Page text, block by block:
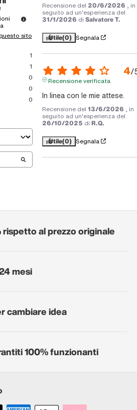
sito
1
1
0
0
0
Recensione del 20/6/2026 , in
seguito ad un'esperienza del
31/1/2026 di Salvatore T.
Utile(0) Segnala
4/
Recensione verificata
In linea con le mie attese.
Recensione del 13/6/2026 , in
seguito ad un'esperienza del
26/10/2025 di R.Q.
Utile(0) Segnala
rispetto al prezzo originale
mesi
cambiare idea
100% funzionanti